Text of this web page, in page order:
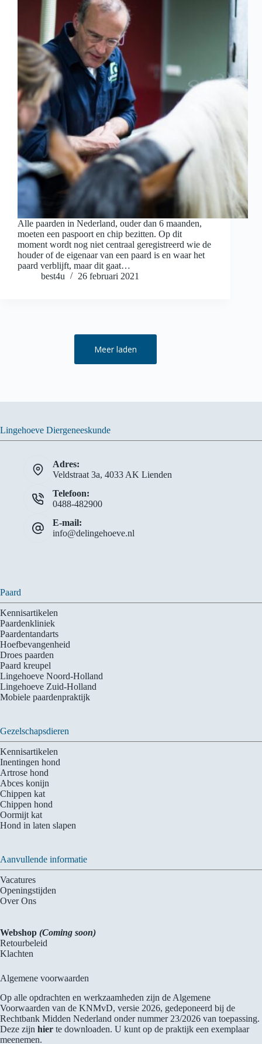
Alle paarden in Nederland, ouder dan 6 maanden,
moeten een paspoort en chip bezitten. Op dit
moment wordt nog niet centraal geregistreerd wie de
houder of de eigenaar van een paard is en waar het
paard verblijft, maar dit gaat…
best4u
26 februari 2021
Meer laden
Lingehoeve Diergeneeskunde
Adres:
Veldstraat 3a, 4033 AK Lienden
Telefoon:
0488-482900
E-mail:
info@delingehoeve.nl
Paard
Kennisartikelen
Paardenkliniek
Paardentandarts
Hoefbevangenheid
Droes paarden
Paard kreupel
Lingehoeve Noord-Holland
Lingehoeve Zuid-Holland
Mobiele paardenpraktijk
Gezelschapsdieren
Kennisartikelen
Inentingen hond
Artrose hond
Abces konijn
Chippen kat
Chippen hond
Oormijt kat
Hond in laten slapen
Aanvullende informatie
Vacatures
Openingstijden
Over Ons
Webshop (Coming soon)
Retourbeleid
Klachten
Algemene voorwaarden
Op alle opdrachten en werkzaamheden zijn de Algemene
Voorwaarden van de KNMvD, versie 2026, gedeponeerd bij de
Rechtbank Midden Nederland onder nummer 23/2026 van toepassing.
Deze zijn hier te downloaden. U kunt op de praktijk een exemplaar
meenemen.